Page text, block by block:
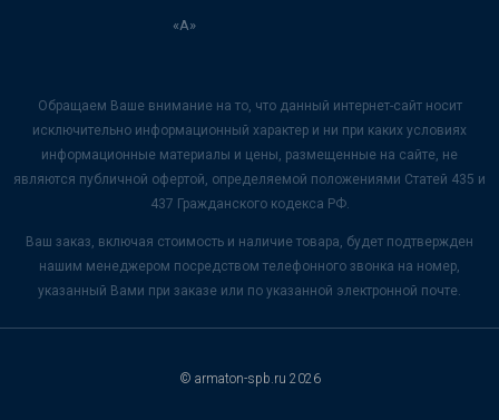
«А»
Обращаем Ваше внимание на то, что данный интернет-сайт носит
исключительно информационный характер и ни при каких условиях
информационные материалы и цены, размещенные на сайте, не
являются публичной офертой, определяемой положениями Статей 435 и
437 Гражданского кодекса РФ.
Ваш заказ, включая стоимость и наличие товара, будет подтвержден
нашим менеджером посредством телефонного звонка на номер,
указанный Вами при заказе или по указанной электронной почте.
© armaton-spb.ru 2026